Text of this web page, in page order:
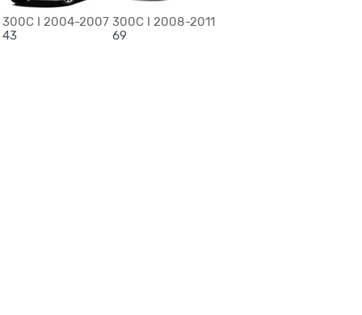
300C I 2004-2007
43
300C I 2008-2011
69